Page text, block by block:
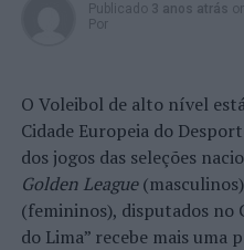
Publicado 3 anos atrás
Por
O Voleibol de alto nível
Cidade Europeia do
dos jogos das seleções
Golden League
(femininos), disputados no
do Lima” recebe mais